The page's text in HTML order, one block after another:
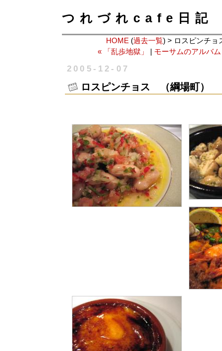
つれづれcafe日記
HOME (過去一覧) > ロスピンチ
« 「乱歩地獄」
モーサムのアルバ
2005-12-07
ロスピンチョス （綱場町）